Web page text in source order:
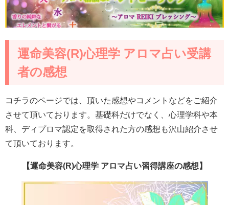
運命美容(R)心理学 アロマ占い受講
者の感想
コチラのページでは、頂いた感想やコメントなどをご紹介
させて頂いております。基礎科だけでなく、心理学科や本
科、ディプロマ認定を取得された方の感想も沢山紹介させ
て頂いております。
【運命美容(R)心理学 アロマ占い習得講座の感想】